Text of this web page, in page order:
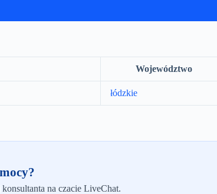
Województwo
łódzkie
na czacie LiveChat.